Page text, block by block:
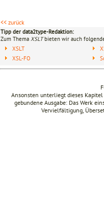
<< zurück
Tipp der data2type-Redaktion:
Zum Thema XSLTbieten wir auch
XSLT
XSL-FO
Ansonsten unterliegt dieses
gebundene Ausgabe: Das Werk
Vervielfältigung,